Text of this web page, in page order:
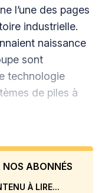
l’une des pages
industrielle.
naissance
sont
technologie
de piles à
NOS ABONNÉS
À LIRE...